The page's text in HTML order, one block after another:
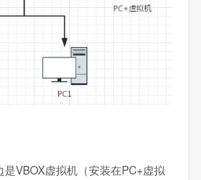
VBOX虚拟机（安装在PC+虚拟